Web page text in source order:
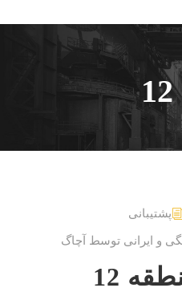
پشتیبانی
و ایرانی توسط آچاگ
لوله بازکنی منطقه 12